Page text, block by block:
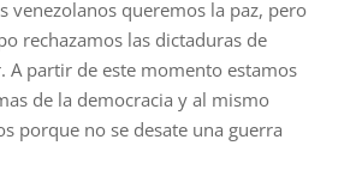
venezolanos queremos la paz, pero
rechazamos las dictaduras de
A partir de este momento estamos
de la democracia y al mismo
porque no se desate una guerra